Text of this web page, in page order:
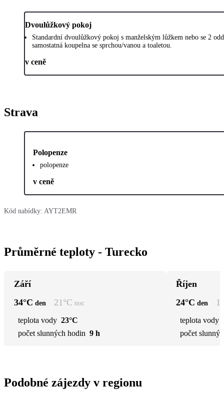
Dvoulůžkový pokoj
Standardní dvoulůžkový pokoj s manželským lůžkem nebo se 2
samostatná koupelna se sprchou/vanou a toaletou.
v ceně
Strava
Polopenze
polopenze
v ceně
Kód nabídky: AYT2EMR
Průměrné teploty - Turecko
Září
34°C den 21°C noc
teplota vody 23°C
počet slunných hodin 9 h
Říjen
24°C den
teplota vody
počet
Podobné zájezdy v regionu